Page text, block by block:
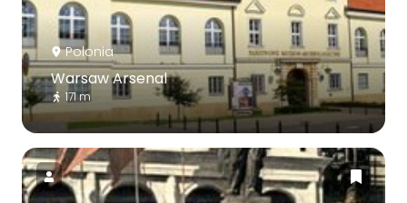
Polonia
Warsaw Arsenal
171 m